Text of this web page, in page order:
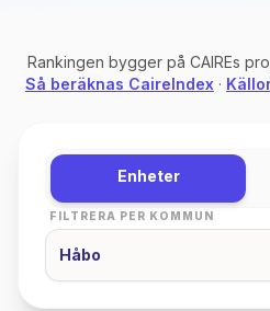
Rankingen bygger på CAIREs
Så beräknas CaireIndex ·
Enheter
FILTRERA PER KOMMUN
Håbo